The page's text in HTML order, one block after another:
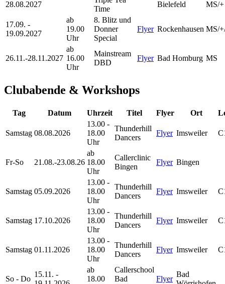
28.08.2027
Time
Bielefeld MS/+
17.09. -
19.09.2027
ab
19.00
Uhr
8. Blitz und
Donner
Special
Flyer Rockenhausen MS/
26.11.-28.11.2027
ab
16.00
Uhr
Mainstream
DBD
Flyer Bad Homburg MS
Clubabende & Workshops
Tag Datum Uhrzeit Titel Flyer Ort
Samstag 08.08.2026
13.00 -
18.00
Uhr
Thunderhill
Dancers
Flyer Imsweiler
Fr-So 21.08.-23.08.26
ab
18.00
Uhr
Callerclinic
Bingen
Flyer Bingen
Samstag 05.09.2026
13.00 -
18.00
Uhr
Thunderhill
Dancers
Flyer Imsweiler
Samstag 17.10.2026
13.00 -
18.00
Uhr
Thunderhill
Dancers
Flyer Imsweiler
Samstag 01.11.2026
13.00 -
18.00
Uhr
Thunderhill
Dancers
Flyer Imsweiler
So - Do
15.11. -
ab
18.00
Callerschool
Bad
Flyer
Bad